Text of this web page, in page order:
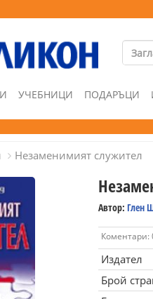
УЧЕБНИЦИ ПОДАРЪЦИ
Незаменимият служител
Автор: Глен
Коментари:
Издател
Брой